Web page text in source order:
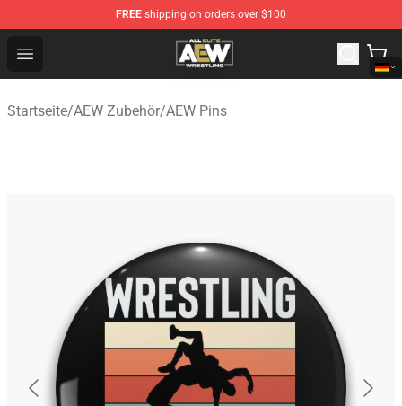
FREE shipping on orders over $100
Open menu
Aew Shop ⚡️ Official Aew Merchandise Store
Startseite/AEW Zubehör/AEW Pins